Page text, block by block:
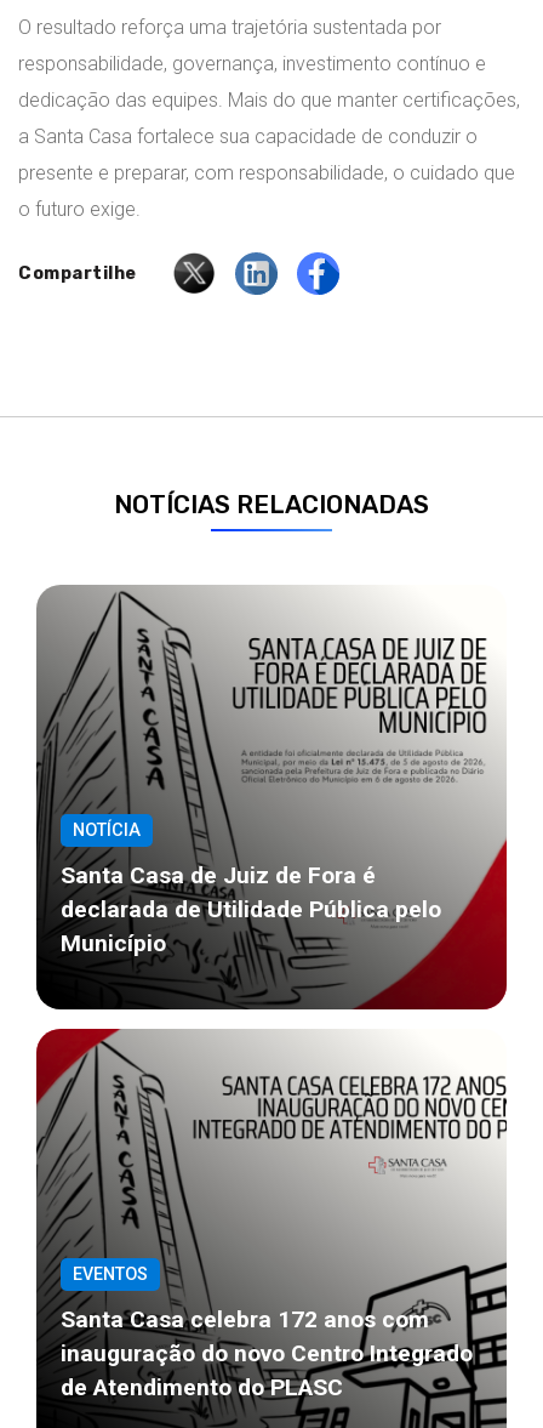
O resultado reforça uma trajetória sustentada por
responsabilidade, governança, investimento contínuo e
dedicação das equipes. Mais do que manter certificações,
a Santa Casa fortalece sua capacidade de conduzir o
presente e preparar, com responsabilidade, o cuidado que
o futuro exige.
Compartilhe
NOTÍCIAS RELACIONADAS
NOTÍCIA
Santa Casa de Juiz de Fora é
declarada de Utilidade Pública pelo
Município
EVENTOS
Santa Casa celebra 172 anos com
inauguração do novo Centro Integrado
de Atendimento do PLASC